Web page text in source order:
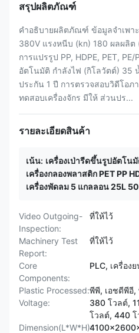
สรุปผลิตภัณฑ์
คำอธิบายผลิตภัณฑ์ ข้อมูลจำเพา
380V แรงหนีบ (kn) 180 ผลผลิ
การแปรรูป PP, HDPE, PET,
อัตโนมัติ กำลังไฟ (กิโลวัตต์) 35
ประกัน 1 ปี การตรวจสอบวิดีโอภ
ทดสอบเครื่องจักร มีให้ ส่วนปร...
รายละเอียดสินค้า
เน้น: เครื่องเป่ารีดขึ้นรูปอัตโน
เครื่องกลองพลาสติก PET PP
เครื่องพัดลม 5 แกลลอน 25L
Video Outgoing-
Inspection:
ที่ให้ไว้
Machinery Test
Report:
ที่ให้ไว้
Core
Components:
PLC, เครื่อง
Plastic Processed:พีพี, เอชดีพีอี
Voltage:
380 โวลต์,
โวลต์, 440 โ
Dimension(L*W*H):